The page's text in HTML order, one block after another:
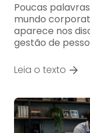
Poucas
mundo
aparece nos
gestão de
Leia o texto